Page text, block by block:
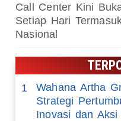
Call Center Kini
Setiap Hari
Nasional
1
Wahana Artha
Strategi
Inovasi dan